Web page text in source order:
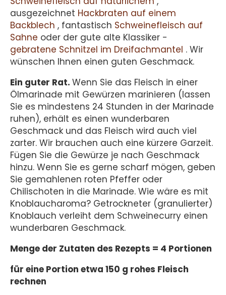
ausgezeichnet Hackbraten auf einem
Backblech , fantastisch Schweinefleisch auf
Sahne oder der gute alte Klassiker -
gebratene Schnitzel im Dreifachmantel . Wir
wünschen Ihnen einen guten Geschmack.
Ein guter Rat. Wenn Sie das Fleisch in einer
Ölmarinade mit Gewürzen marinieren (lassen
Sie es mindestens 24 Stunden in der Marinade
ruhen), erhält es einen wunderbaren
Geschmack und das Fleisch wird auch viel
zarter. Wir brauchen auch eine kürzere Garzeit.
Fügen Sie die Gewürze je nach Geschmack
hinzu. Wenn Sie es gerne scharf mögen, geben
Sie gemahlenen roten Pfeffer oder
Chilischoten in die Marinade. Wie wäre es mit
Knoblaucharoma? Getrockneter (granulierter)
Knoblauch verleiht dem Schweinecurry einen
wunderbaren Geschmack.
Menge der Zutaten des Rezepts = 4 Portionen
für eine Portion etwa 150 g rohes Fleisch
rechnen